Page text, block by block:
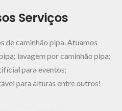
Serviços
de caminhão pipa. Atuamos
lavagem por caminhão pipa;
para eventos;
para alturas entre outros!